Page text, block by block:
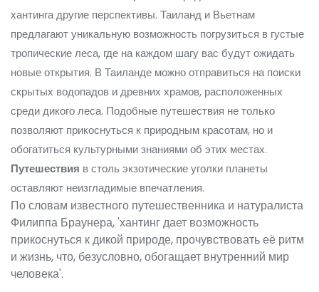
хантинга другие перспективы. Таиланд и Вьетнам
предлагают уникальную возможность погрузиться в густые
тропические леса, где на каждом шагу вас будут ожидать
новые открытия. В Таиланде можно отправиться на поиски
скрытых водопадов и древних храмов, расположенных
среди дикого леса. Подобные путешествия не только
позволяют прикоснуться к природным красотам, но и
обогатиться культурными знаниями об этих местах.
Путешествия в столь экзотические уголки планеты
оставляют неизгладимые впечатления.
По словам известного путешественника и натуралиста
Филиппа Браунера, 'хантинг дает возможность
прикоснуться к дикой природе, прочувствовать её ритм
и жизнь, что, безусловно, обогащает внутренний мир
человека'.